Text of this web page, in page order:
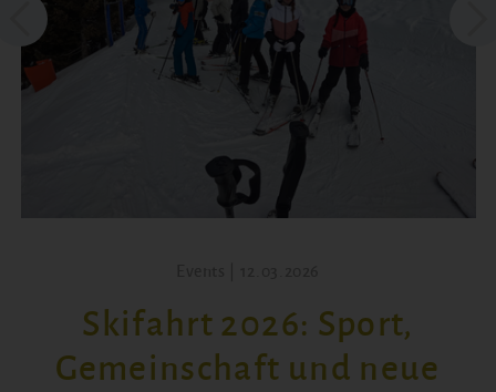
Skifahrt 2026: Sport,
Gemeinschaft und neue